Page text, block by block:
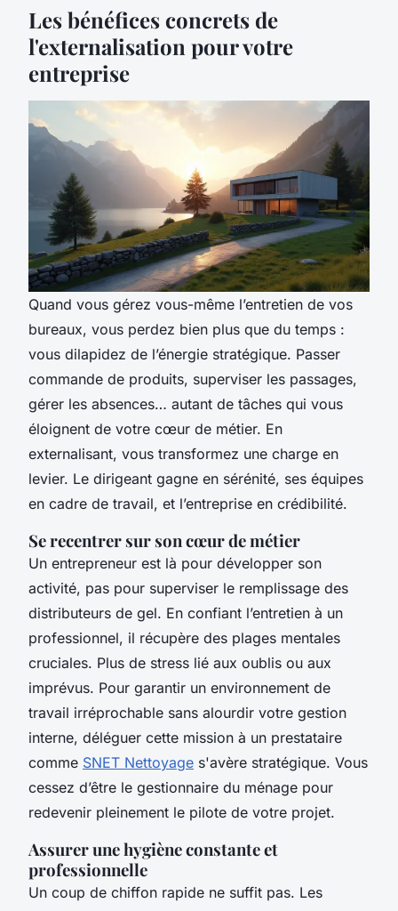
Les bénéfices concrets de
l'externalisation pour votre
entreprise
Quand vous gérez vous-même l’entretien de vos
bureaux, vous perdez bien plus que du temps :
vous dilapidez de l’énergie stratégique. Passer
commande de produits, superviser les passages,
gérer les absences… autant de tâches qui vous
éloignent de votre cœur de métier. En
externalisant, vous transformez une charge en
levier. Le dirigeant gagne en sérénité, ses équipes
en cadre de travail, et l’entreprise en crédibilité.
Se recentrer sur son cœur de métier
Un entrepreneur est là pour développer son
activité, pas pour superviser le remplissage des
distributeurs de gel. En confiant l’entretien à un
professionnel, il récupère des plages mentales
cruciales. Plus de stress lié aux oublis ou aux
imprévus. Pour garantir un environnement de
travail irréprochable sans alourdir votre gestion
interne, déléguer cette mission à un prestataire
comme SNET Nettoyage s'avère stratégique. Vous
cessez d’être le gestionnaire du ménage pour
redevenir pleinement le pilote de votre projet.
Assurer une hygiène constante et
professionnelle
Un coup de chiffon rapide ne suffit pas. Les